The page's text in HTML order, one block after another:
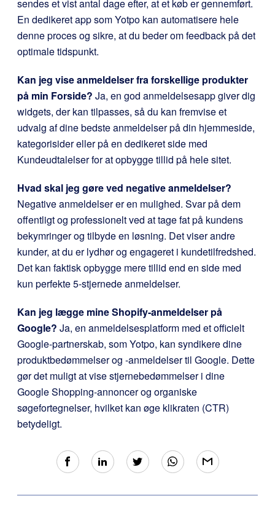
sendes et vist antal dage efter, at et køb er gennemført.
En dedikeret app som Yotpo kan automatisere hele
denne proces og sikre, at du beder om feedback på det
optimale tidspunkt.
Kan jeg vise anmeldelser fra forskellige produkter
på min Forside? Ja, en god anmeldelsesapp giver dig
widgets, der kan tilpasses, så du kan fremvise et
udvalg af dine bedste anmeldelser på din hjemmeside,
kategorisider eller på en dedikeret side med
Kundeudtalelser for at opbygge tillid på hele sitet.
Hvad skal jeg gøre ved negative anmeldelser?
Negative anmeldelser er en mulighed. Svar på dem
offentligt og professionelt ved at tage fat på kundens
bekymringer og tilbyde en løsning. Det viser andre
kunder, at du er lydhør og engageret i kundetilfredshed.
Det kan faktisk opbygge mere tillid end en side med
kun perfekte 5-stjernede anmeldelser.
Kan jeg lægge mine Shopify-anmeldelser på
Google? Ja, en anmeldelsesplatform med et officielt
Google-partnerskab, som Yotpo, kan syndikere dine
produktbedømmelser og -anmeldelser til Google. Dette
gør det muligt at vise stjernebedømmelser i dine
Google Shopping-annoncer og organiske
søgefortegnelser, hvilket kan øge klikraten (CTR)
betydeligt.